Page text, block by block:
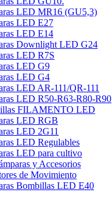
LED MR16 (GU5,3)
LED E27
LED E14
Downlight LED G24
LED R7S
LED G9
LED G4
LED AR-111/QR-111
LED R50-R63-R80-R90
FILAMENTO LED
LED RGB
LED 2G11
LED Regulables
LED para cultivo
y Accesorios
de Movimiento
Bombillas LED E40